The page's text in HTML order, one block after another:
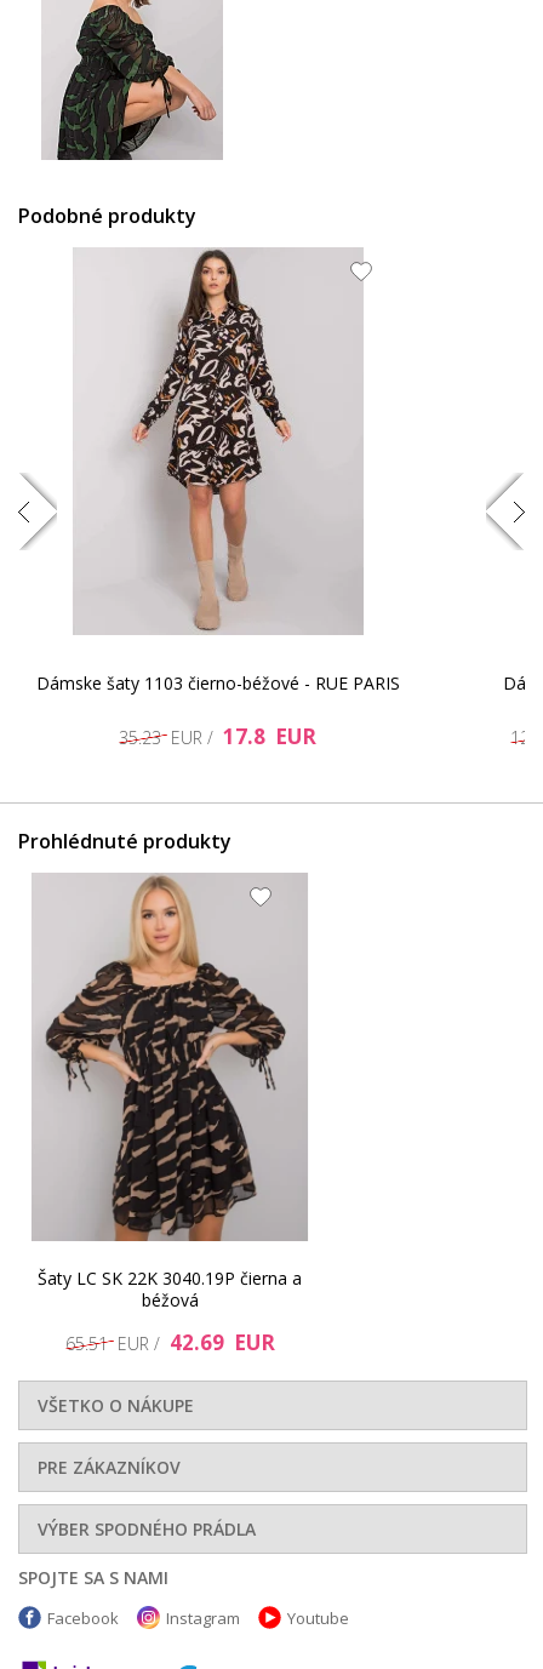
Podobné produkty
Dámske šaty 1103 čierno-béžové - RUE PARIS
35.23 EUR /17.8 EUR
Prohlédnuté produkty
Šaty LC SK 22K 3040.19P čierna a
béžová
65.51 EUR / 42.69 EUR
VŠETKO O NÁKUPE
PRE ZÁKAZNÍKOV
VÝBER SPODNÉHO PRÁDLA
SPOJTE SA S NAMI
Facebook Instagram Youtube